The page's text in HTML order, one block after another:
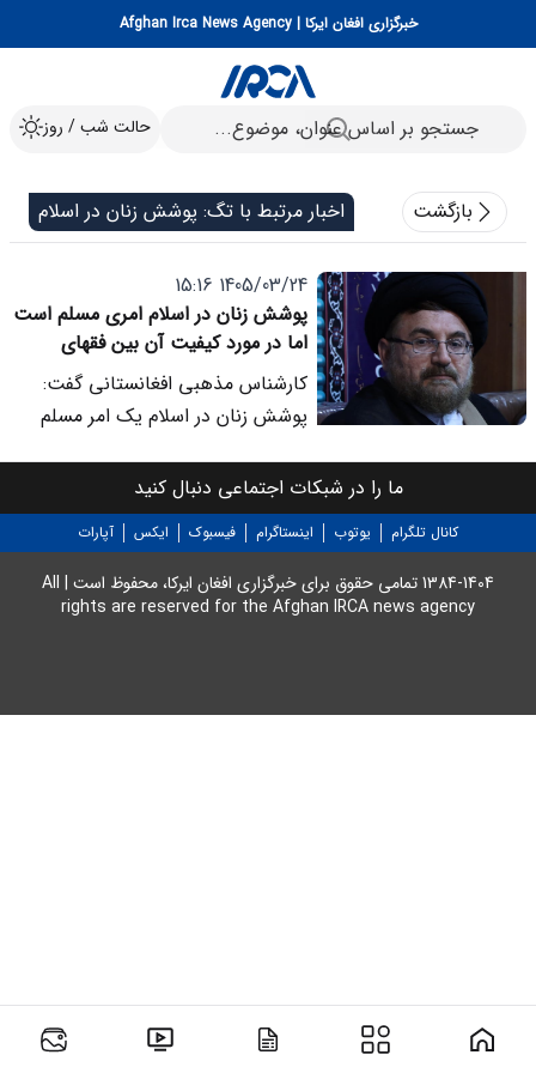
خبرگزاری افغان ایرکا | Afghan Irca News Agency
حالت شب / روز
بازگشت اخبار مرتبط با تگ: پوشش زنان در اسلام
1405/03/24 15:16
پوشش زنان در اسلام امری مسلم است
اما در مورد کیفیت آن بین فقهای
مذاهب تفاوت دیدگاه وجود دارد
کارشناس مذهبی افغانستانی گفت:
پوشش زنان در اسلام یک امر مسلم
در مورد کیفیت و محدوده پوشش بین
فقهای مذاهب اسلامی تفاوت دیدگاه
وجود دارد.
ما را در شبکات اجتماعی دنبال کنید
کانال تلگرام یوتوب اینستاگرام فیسبوک ایکس آپارات
1384-1404 تمامی حقوق برای خبرگزاری افغان ایرکا، محفوظ است | All
rights are reserved for the Afghan IRCA news agency